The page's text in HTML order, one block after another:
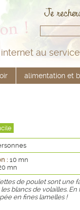
au
alimentation et
:10 mn
mn
de poulet sont une
blancs de volailles. En
en fines lamelles !